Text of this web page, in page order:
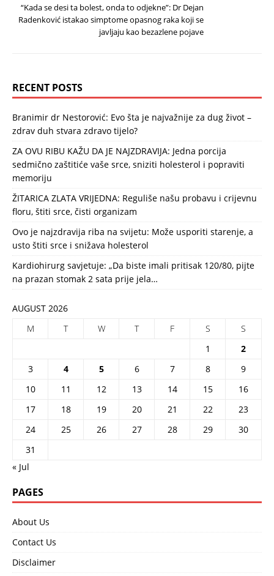
“Kada se desi ta bolest, onda to odjekne”: Dr Dejan
Radenković istakao simptome opasnog raka koji se
javljaju kao bezazlene pojave
RECENT POSTS
Branimir dr Nestorović: Evo šta je najvažnije za dug život –
zdrav duh stvara zdravo tijelo?
ZA OVU RIBU KAŽU DA JE NAJZDRAVIJA: Jedna porcija
sedmično zaštitiće vaše srce, sniziti holesterol i popraviti
memoriju
ŽITARICA ZLATA VRIJEDNA: Reguliše našu probavu i crijevnu
floru, štiti srce, čisti organizam
Ovo je najzdravija riba na svijetu: Može usporiti starenje, a
usto štiti srce i snižava holesterol
Kardiohirurg savjetuje: „Da biste imali pritisak 120/80, pijte
na prazan stomak 2 sata prije jela…
AUGUST 2026
M
T W T F S
S
1
2
3
4 5 6 7 8
9
10
11 12 13 14 15
16
17
18 19 20 21 22
23
24
25 26 27 28 29
30
31
« Jul
PAGES
About Us
Contact Us
Disclaimer